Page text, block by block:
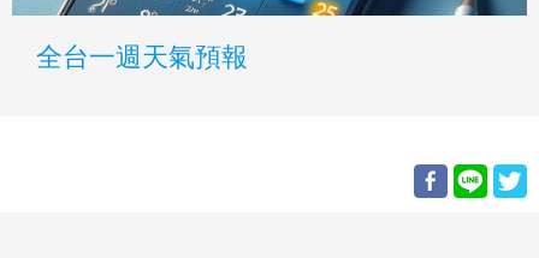
全台一週天氣預報